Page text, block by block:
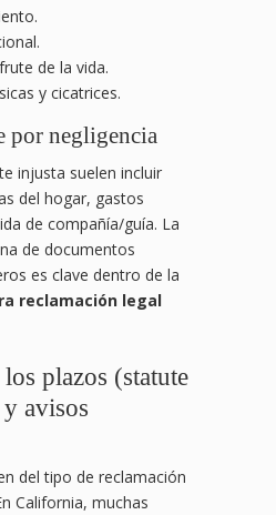
de la vida.
y cicatrices.
por negligencia
injusta suelen incluir
del hogar, gastos
de compañía/guía. La
de documentos
es clave dentro de la
reclamación legal
plazos (statute
avisos
del tipo de reclamación
California, muchas